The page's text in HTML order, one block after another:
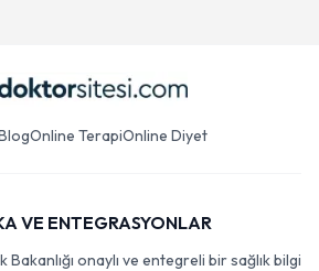
Online TerapiOnline Diyet
VE ENTEGRASYONLAR
onaylı ve entegreli bir sağlık bilgi